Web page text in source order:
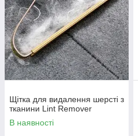
Щітка для видалення шерсті з
тканини Lint Remover
В наявності